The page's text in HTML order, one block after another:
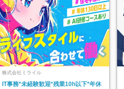
株式会社ミライル
IT事務*未経験歓迎*残業10h以下*年休